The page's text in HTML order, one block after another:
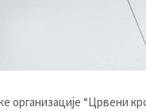
организације “Црвени